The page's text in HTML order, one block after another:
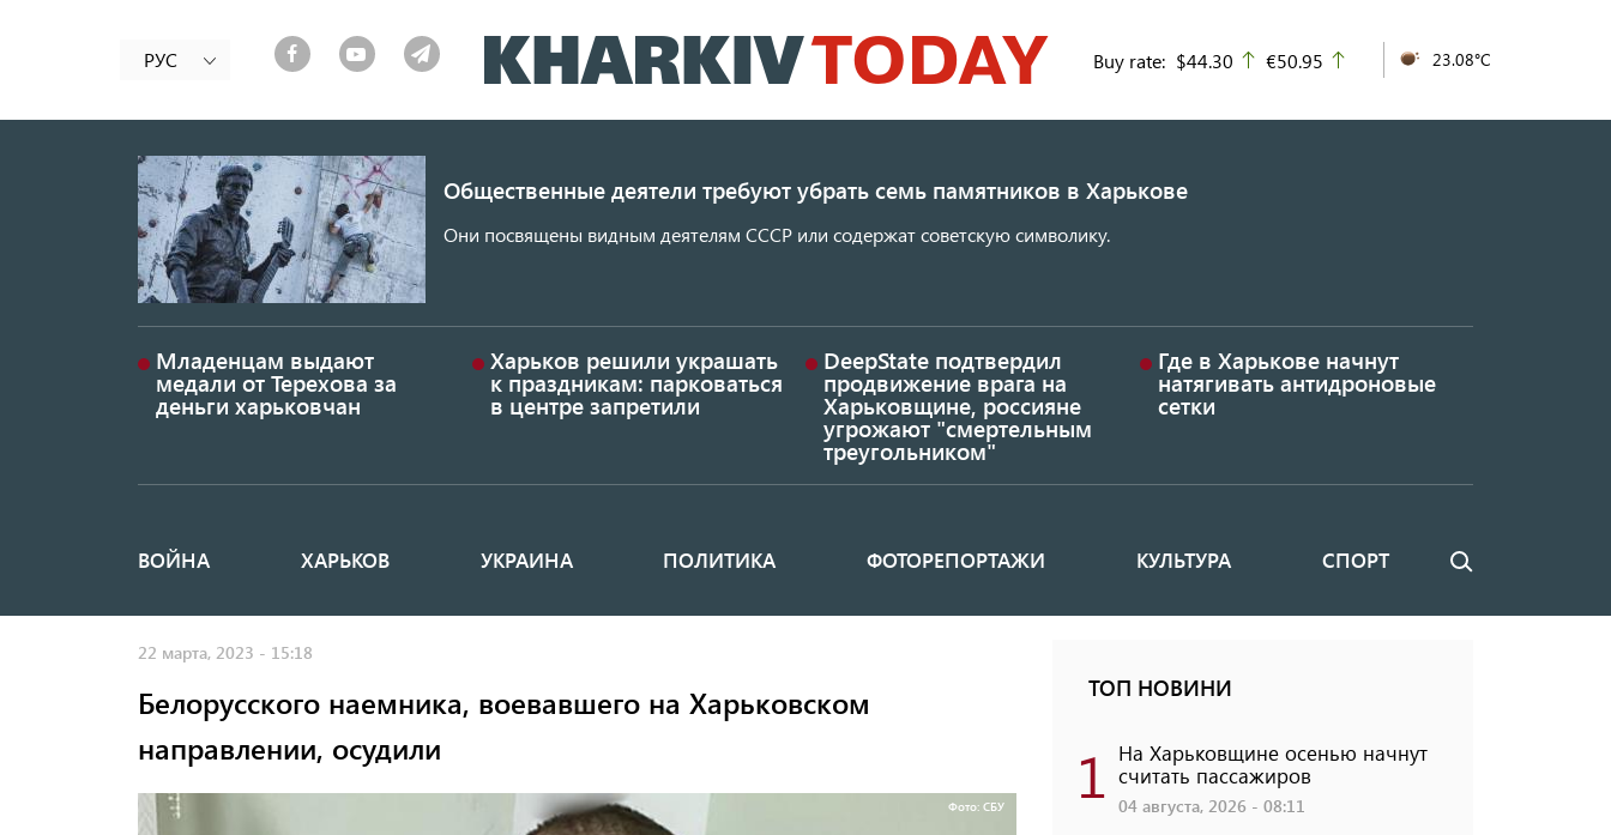
к
основному
РУС Buy rate: $44.30 up
€50.95 23.08°C
Общественные деятели требуют убрать семь памятников в Харькове
Они посвящены видным деятелям СССР или содержат советскую символику.
Младенцам выдают
медали от Терехова за
деньги харьковчан
Харьков решили украшать
к праздникам: парковаться
в центре запретили
DeepState подтвердил
продвижение врага на
Харьковщине, россияне
угрожают "смертельным
треугольником"
Где в Харькове начнут
натягивать антидроновые
сетки
Основная
ВОЙНА ХАРЬКОВ УКРАИНА ПОЛИТИКА ФОТОРЕПОРТАЖИ КУЛЬТУРА СПОРТ Поиск
22 марта, 2023 - 15:18
Белорусского наемника, воевавшего на Харьковском
направлении, осудили
Фото: СБУ
ТОП НОВИНИ
1 На Харьковщине осенью начнут
считать пассажиров
04 августа, 2026 - 08:11